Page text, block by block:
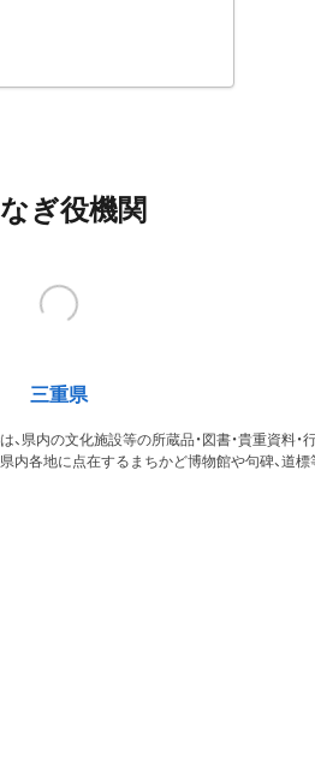
ぎ役機関
三重県
県内の文化施設等の所蔵品・図書・貴重資料・
県内各地に点在するまちかど博物館や句碑、道